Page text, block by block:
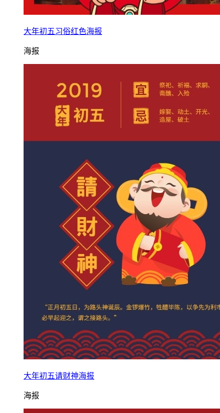
大年初五习俗红色海报
海报
大年初五请财神海报
海报